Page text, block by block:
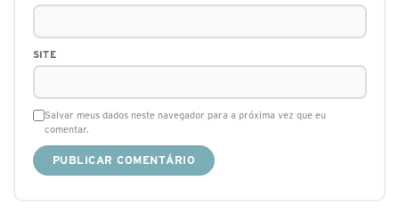
SITE
Salvar meus dados neste navegador para a próxima vez que eu
comentar.